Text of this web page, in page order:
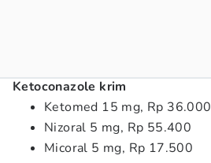
Ketoconazole krim
Ketomed 15 mg, Rp 36.000
Nizoral 5 mg, Rp 55.400
Micoral 5 mg, Rp 17.500